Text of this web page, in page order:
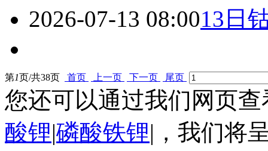
2026-07-13 08:0013日
第1页/共38页 首页 上一页 下一页 尾页
您还可以通过我们网页查
酸锂|磷酸铁锂|，我们将